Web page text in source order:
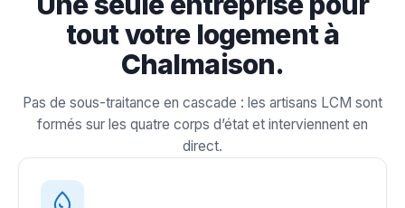
tout votre logement à
Chalmaison.
Pas de sous-traitance en cascade : les artisans LCM sont
formés sur les quatre corps d’état et interviennent en
direct.